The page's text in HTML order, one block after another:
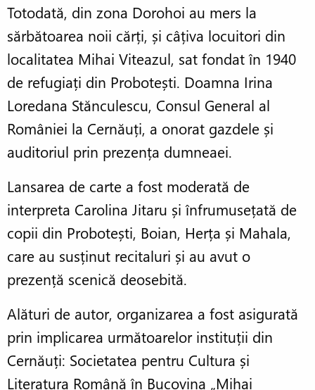
Totodată, din zona Dorohoi au mers la
sărbătoarea noii cărți, și câțiva locuitori din
localitatea Mihai Viteazul, sat fondat în 1940
de refugiați din Probotești. Doamna Irina
Loredana Stănculescu, Consul General al
României la Cernăuți, a onorat gazdele și
auditoriul prin prezența dumneaei.
Lansarea de carte a fost moderată de
interpreta Carolina Jitaru și înfrumusețată de
copii din Probotești, Boian, Herța și Mahala,
care au susținut recitaluri și au avut o
prezență scenică deosebită.
Alături de autor, organizarea a fost asigurată
prin implicarea următoarelor instituții din
Cernăuți: Societatea pentru Cultura și
Literatura Română în Bucovina „Mihai